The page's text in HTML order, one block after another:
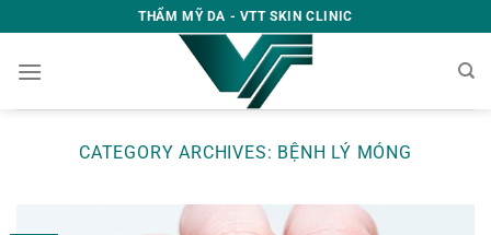
to
content
THẨM MỸ DA - VTT SKIN CLINIC
CATEGORY ARCHIVES: BỆNH LÝ MÓNG